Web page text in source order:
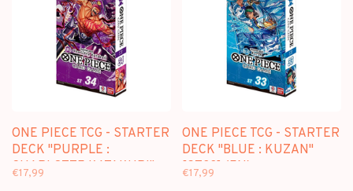
ONE PIECE TCG - STARTER
DECK "PURPLE :
CHARLOTTE KATAKURI"
€17,99
ONE PIECE TCG - STARTER
DECK "BLUE : KUZAN"
[ST33] (EN)
€17,99